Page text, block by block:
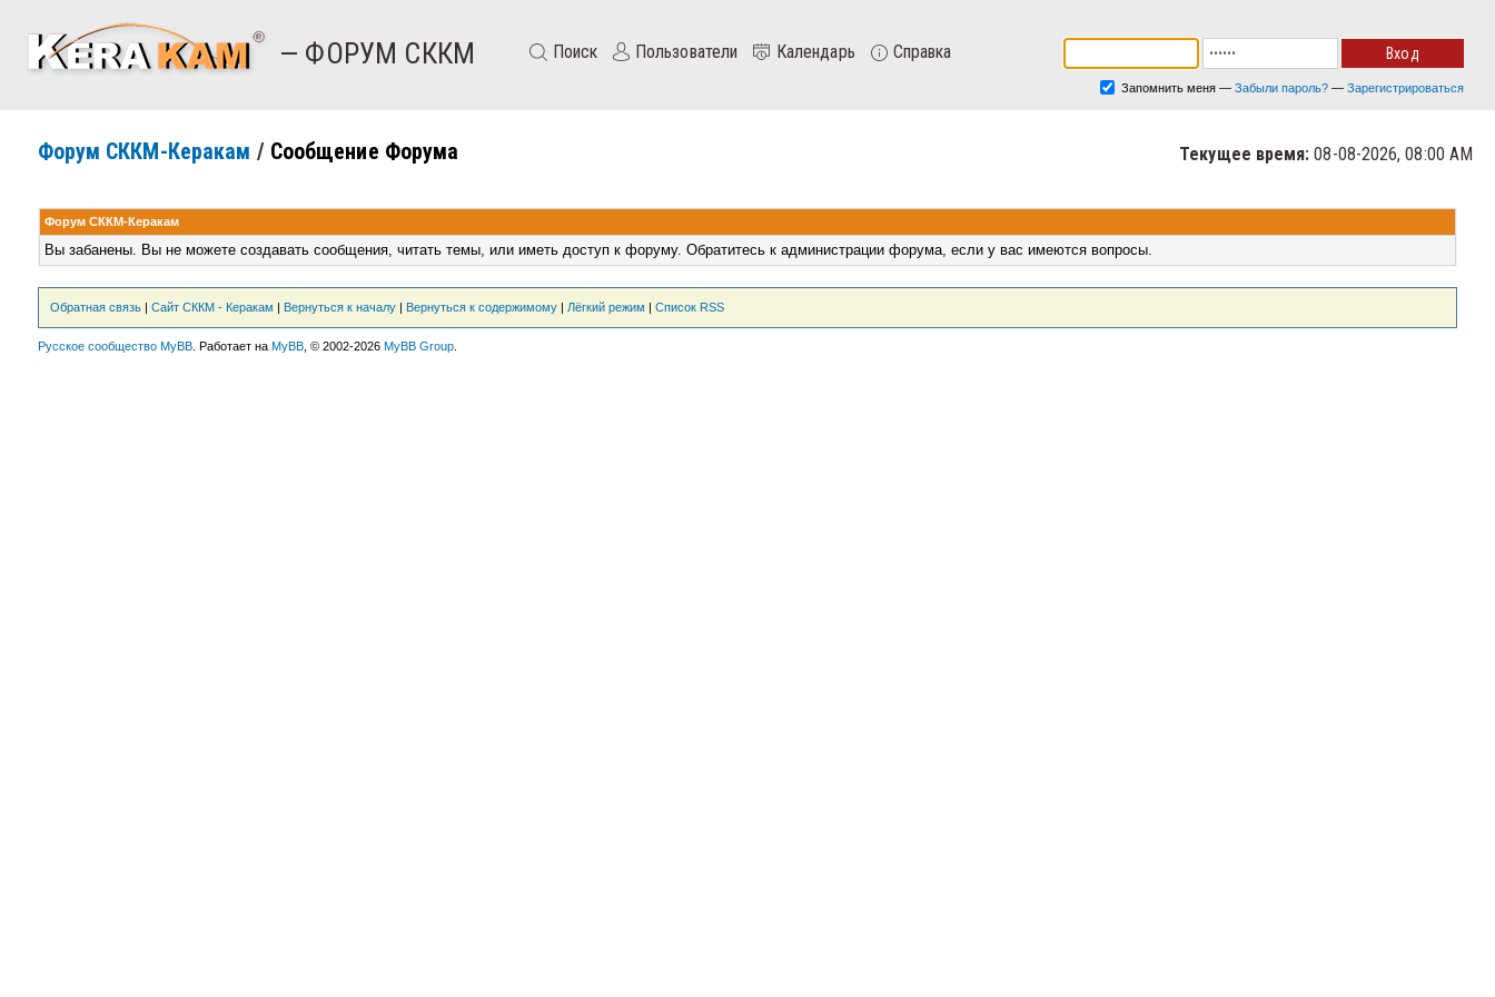
— ФОРУМ СККМ Поиск Пользователи Календарь Справка
Запомнить меня — Забыли пароль? — Зарегистрироваться
Текущее время: 08-08-2026, 08:00 AM
Форум СККМ-Керакам / Сообщение Форума
Форум СККМ-Керакам
Вы забанены. Вы не можете создавать сообщения, читать темы, или иметь доступ к форуму. Обратитесь к администрации форума, если у вас имеются вопросы.
Обратная связь| Сайт СККМ - Керакам | Вернуться к началу| Вернуться к содержимому| Лёгкий режим | Список RSS
Русское сообщество MyBB. Работает на MyBB, © 2002-2026 MyBB Group.